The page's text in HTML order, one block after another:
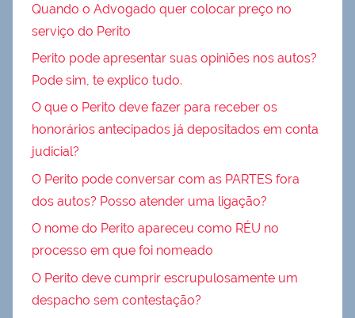
Quando o Advogado quer colocar preço no
serviço do Perito
Perito pode apresentar suas opiniões nos autos?
Pode sim, te explico tudo.
O que o Perito deve fazer para receber os
honorários antecipados já depositados em conta
judicial?
O Perito pode conversar com as PARTES fora
dos autos? Posso atender uma ligação?
O nome do Perito apareceu como RÉU no
processo em que foi nomeado
O Perito deve cumprir escrupulosamente um
despacho sem contestação?